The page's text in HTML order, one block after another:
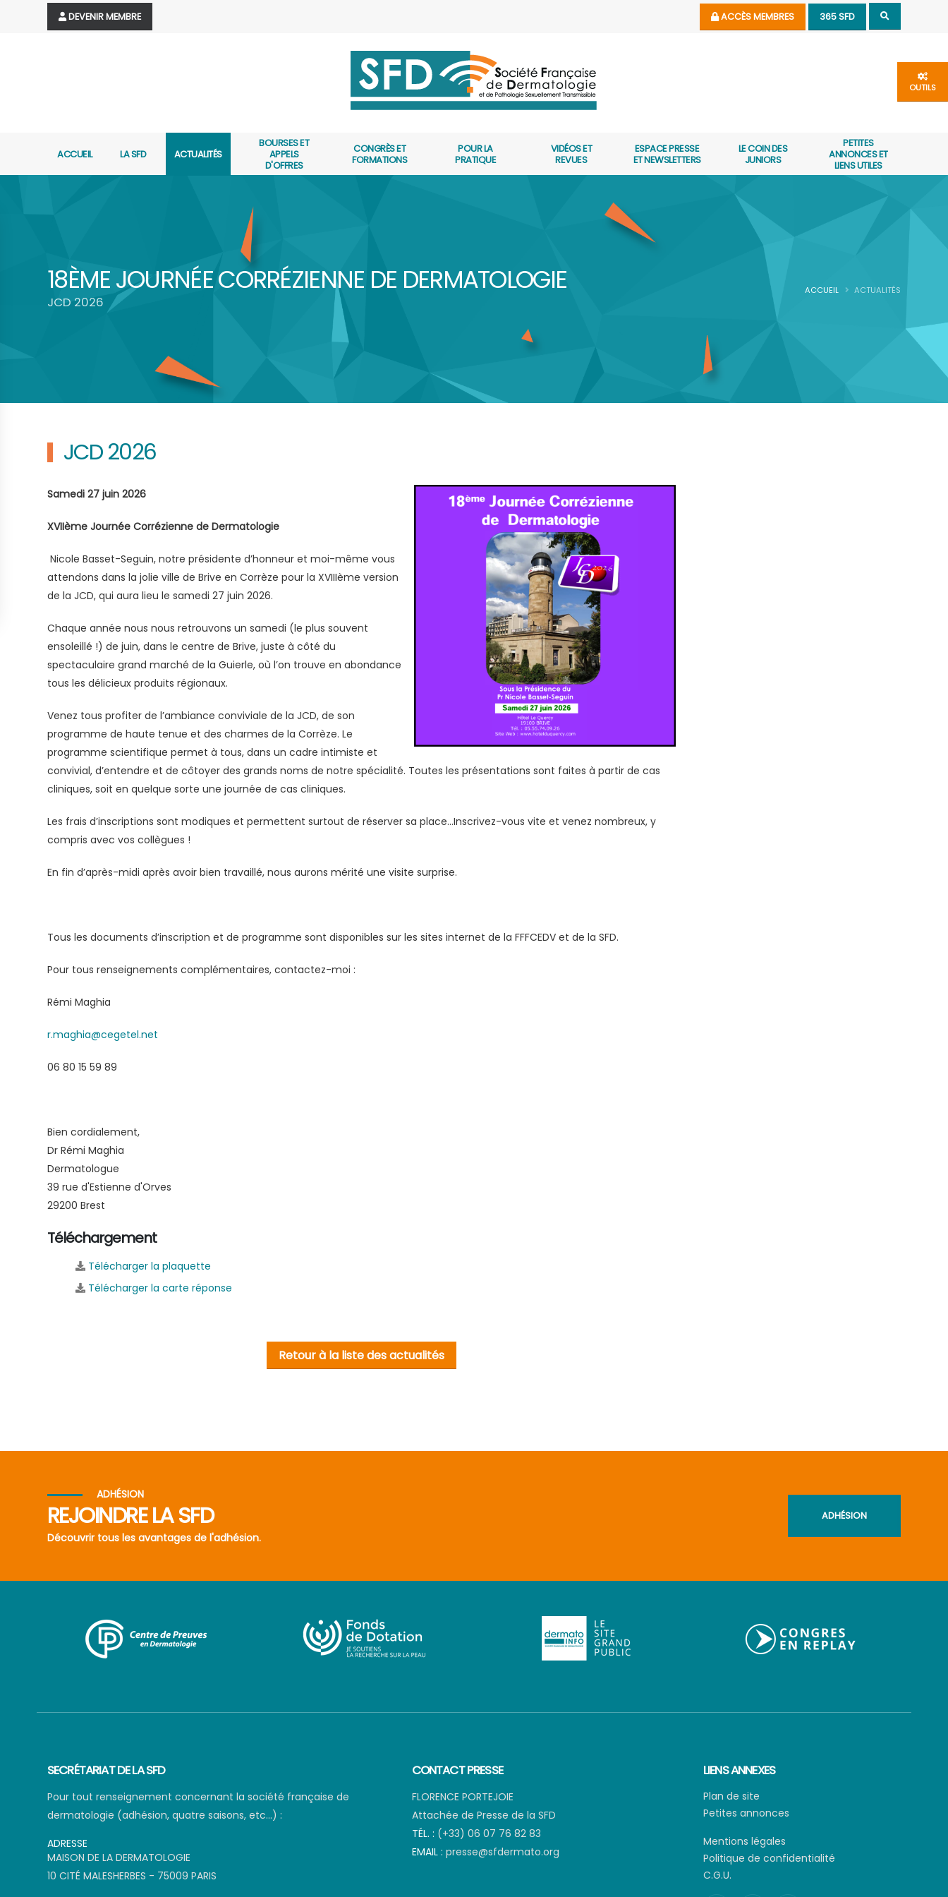
DEVENIR MEMBRE ACCÈS MEMBRES 365 SFD
ACCUEIL LA SFD ACTUALITÉS
BOURSES ET
APPELS
D'OFFRES
CONGRÈS ET
FORMATIONS
POUR LA
PRATIQUE
VIDÉOS ET
REVUES
ESPACE PRESSE
ET NEWSLETTERS
LE COIN DES
JUNIORS
PETITES
ANNONCES ET
LIENS UTILES
OUTILS
18ÈME JOURNÉE CORRÉZIENNE DE DERMATOLOGIE
JCD 2026
ACCUEIL ACTUALITÉS
JCD 2026
Samedi 27 juin 2026
XVIIème Journée Corrézienne de Dermatologie
Nicole Basset-Seguin, notre présidente d’honneur et moi-même vous
attendons dans la jolie ville de Brive en Corrèze pour la XVIIIème version
de la JCD, qui aura lieu le samedi 27 juin 2026.
Chaque année nous nous retrouvons un samedi (le plus souvent
ensoleillé !) de juin, dans le centre de Brive, juste à côté du
spectaculaire grand marché de la Guierle, où l’on trouve en abondance
tous les délicieux produits régionaux.
Venez tous profiter de l’ambiance conviviale de la JCD, de son
programme de haute tenue et des charmes de la Corrèze. Le
programme scientifique permet à tous, dans un cadre intimiste et
convivial, d’entendre et de côtoyer des grands noms de notre spécialité. Toutes les présentations sont faites à partir de cas
cliniques, soit en quelque sorte une journée de cas cliniques.
Les frais d’inscriptions sont modiques et permettent surtout de réserver sa place…Inscrivez-vous vite et venez nombreux, y
compris avec vos collègues !
En fin d’après-midi après avoir bien travaillé, nous aurons mérité une visite surprise.
Tous les documents d’inscription et de programme sont disponibles sur les sites internet de la FFFCEDV et de la SFD.
Pour tous renseignements complémentaires, contactez-moi :
Rémi Maghia
r.maghia@cegetel.net
06 80 15 59 89
Bien cordialement,
Dr Rémi Maghia
Dermatologue
39 rue d'Estienne d'Orves
29200 Brest
Téléchargement
Télécharger la plaquette
Télécharger la carte réponse
Retour à la liste des actualités
ADHÉSION
REJOINDRE LA SFD
Découvrir tous les avantages de l'adhésion.
ADHÉSION
SECRÉTARIAT DE LA SFD
Pour tout renseignement concernant la société française de
dermatologie (adhésion, quatre saisons, etc…) :
ADRESSE
MAISON DE LA DERMATOLOGIE
10 CITÉ MALESHERBES - 75009 PARIS
CONTACT PRESSE
FLORENCE PORTEJOIE
Attachée de Presse de la SFD
TÉL. : (+33) 06 07 76 82 83
EMAIL : presse@sfdermato.org
LIENS ANNEXES
Plan de site
Petites annonces
Mentions légales
Politique de confidentialité
C.G.U.